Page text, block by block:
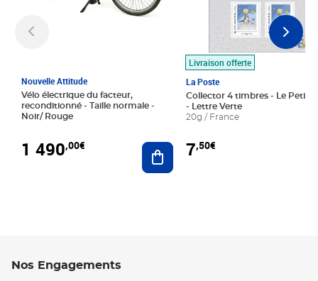
Nouvelle Attitude
Vélo électrique du facteur,
reconditionné - Taille normale -
Noir/ Rouge
1 490,00€ Ajouter au panier
Livraison offerte
La Poste
Collector 4 timbres - Le Petit
- Lettre Verte
20g / France
7,50€
Nos Engagements